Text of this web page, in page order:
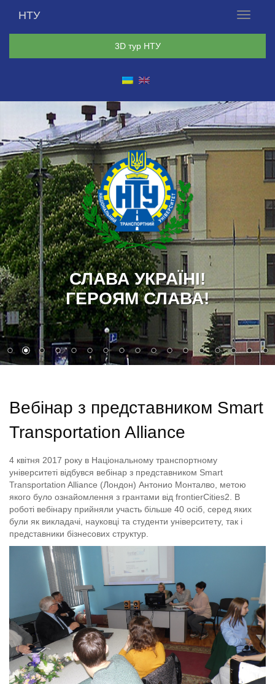
Меню
НТУ
3D тур НТУ
СЛАВА УКРАЇНІ!
ГЕРОЯМ СЛАВА!
Вебінар з представником Smart
Transportation Alliance
4 квітня 2017 року в Національному транспортному
університеті відбувся вебінар з представником Smart
Transportation Alliance (Лондон) Антонио Монталво, метою
якого було ознайомлення з грантами від frontierCities2. В
роботі вебінару прийняли участь більше 40 осіб, серед яких
були як викладачі, науковці та студенти університету, так і
представники бізнесових структур.